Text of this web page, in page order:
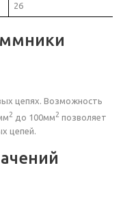
26
цепях. Возможность
2 до 100мм2 позволяет
цепей.